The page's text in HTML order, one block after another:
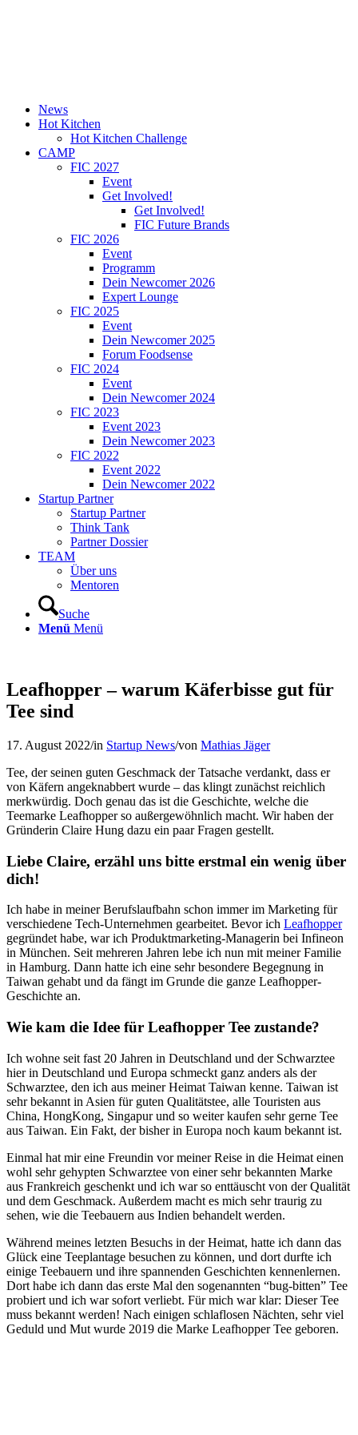
News
Hot Kitchen
Hot Kitchen Challenge
CAMP
FIC 2027
Event
Get Involved!
Get Involved!
FIC Future Brands
FIC 2026
Event
Programm
Dein Newcomer 2026
Expert Lounge
FIC 2025
Event
Dein Newcomer 2025
Forum Foodsense
FIC 2024
Event
Dein Newcomer 2024
FIC 2023
Event 2023
Dein Newcomer 2023
FIC 2022
Event 2022
Dein Newcomer 2022
Startup Partner
Startup Partner
Think Tank
Partner Dossier
TEAM
Über uns
Mentoren
Suche
Menü Menü
Leafhopper – warum Käferbisse gut für
Tee sind
17. August 2022/in Startup News/von Mathias Jäger
Tee, der seinen guten Geschmack der Tatsache verdankt, dass er
von Käfern angeknabbert wurde – das klingt zunächst reichlich
merkwürdig. Doch genau das ist die Geschichte, welche die
Teemarke Leafhopper so außergewöhnlich macht. Wir haben der
Gründerin Claire Hung dazu ein paar Fragen gestellt.
Liebe Claire, erzähl uns bitte erstmal ein wenig über
dich!
Ich habe in meiner Berufslaufbahn schon immer im Marketing für
verschiedene Tech-Unternehmen gearbeitet. Bevor ich Leafhopper
gegründet habe, war ich Produktmarketing-Managerin bei Infineon
in München. Seit mehreren Jahren lebe ich nun mit meiner Familie
in Hamburg. Dann hatte ich eine sehr besondere Begegnung in
Taiwan gehabt und da fängt im Grunde die ganze Leafhopper-
Geschichte an.
Wie kam die Idee für Leafhopper Tee zustande?
Ich wohne seit fast 20 Jahren in Deutschland und der Schwarztee
hier in Deutschland und Europa schmeckt ganz anders als der
Schwarztee, den ich aus meiner Heimat Taiwan kenne. Taiwan ist
sehr bekannt in Asien für guten Qualitätstee, alle Touristen aus
China, HongKong, Singapur und so weiter kaufen sehr gerne Tee
aus Taiwan. Ein Fakt, der bisher in Europa noch kaum bekannt ist.
Einmal hat mir eine Freundin vor meiner Reise in die Heimat einen
wohl sehr gehypten Schwarztee von einer sehr bekannten Marke
aus Frankreich geschenkt und ich war so enttäuscht von der Qualität
und dem Geschmack. Außerdem macht es mich sehr traurig zu
sehen, wie die Teebauern aus Indien behandelt werden.
Während meines letzten Besuchs in der Heimat, hatte ich dann das
Glück eine Teeplantage besuchen zu können, und dort durfte ich
einige Teebauern und ihre spannenden Geschichten kennenlernen.
Dort habe ich dann das erste Mal den sogenannten “bug-bitten” Tee
probiert und ich war sofort verliebt. Für mich war klar: Dieser Tee
muss bekannt werden! Nach einigen schlaflosen Nächten, sehr viel
Geduld und Mut wurde 2019 die Marke Leafhopper Tee geboren.